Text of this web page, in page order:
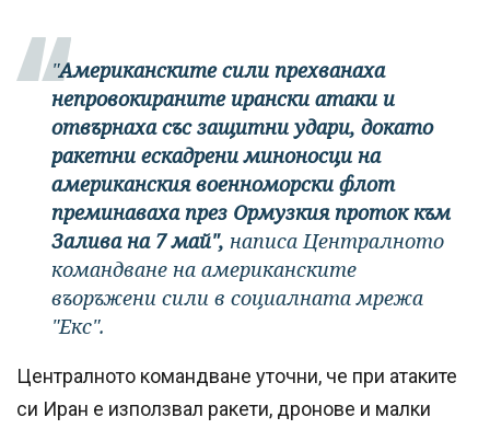
"Американските сили прехванаха
непровокираните ирански атаки и
отвърнаха със защитни удари, докато
ракетни ескадрени миноносци на
американския военноморски флот
преминаваха през Ормузкия проток към
Залива на 7 май", написа Централното
командване на американските
въоръжени сили в социалната мрежа
"Екс".
Централното командване уточни, че при атаките
си Иран е използвал ракети, дронове и малки